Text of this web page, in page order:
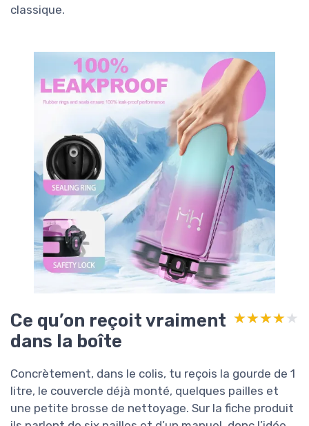
classique.
Ce qu’on reçoit vraiment
dans la boîte
★★★★★
★★★★★
Concrètement, dans le colis, tu reçois la gourde de 1
litre, le couvercle déjà monté, quelques pailles et
une petite brosse de nettoyage. Sur la fiche produit